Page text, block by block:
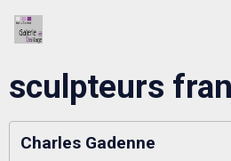
sculpteurs
Charles Gadenne